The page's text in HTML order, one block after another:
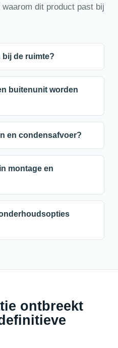
dit product past bij
bij de ruimte?
buitenunit worden
en condensafvoer?
montage en
ontbreekt